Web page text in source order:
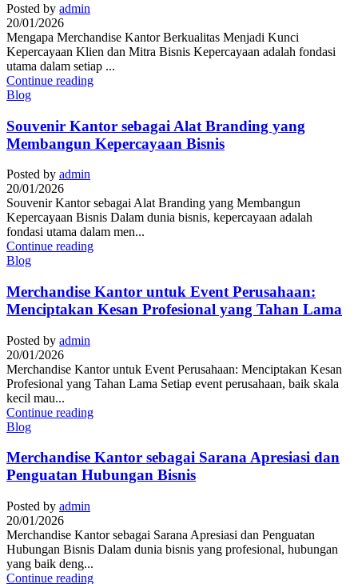
Posted by admin
20/01/2026
Mengapa Merchandise Kantor Berkualitas Menjadi Kunci
Kepercayaan Klien dan Mitra Bisnis Kepercayaan adalah fondasi
utama dalam setiap ...
Continue reading
Blog
Souvenir Kantor sebagai Alat Branding yang
Membangun Kepercayaan Bisnis
Posted by admin
20/01/2026
Souvenir Kantor sebagai Alat Branding yang Membangun
Kepercayaan Bisnis Dalam dunia bisnis, kepercayaan adalah
fondasi utama dalam men...
Continue reading
Blog
Merchandise Kantor untuk Event Perusahaan:
Menciptakan Kesan Profesional yang Tahan Lama
Posted by admin
20/01/2026
Merchandise Kantor untuk Event Perusahaan: Menciptakan Kesan
Profesional yang Tahan Lama Setiap event perusahaan, baik skala
kecil mau...
Continue reading
Blog
Merchandise Kantor sebagai Sarana Apresiasi dan
Penguatan Hubungan Bisnis
Posted by admin
20/01/2026
Merchandise Kantor sebagai Sarana Apresiasi dan Penguatan
Hubungan Bisnis Dalam dunia bisnis yang profesional, hubungan
yang baik deng...
Continue reading